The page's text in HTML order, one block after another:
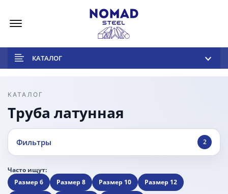
КАТАЛОГ
КАТАЛОГ
Труба латунная
Фильтры 2
Часто ищут:
Размер 6
Размер 8 Размер 10
Размер 12